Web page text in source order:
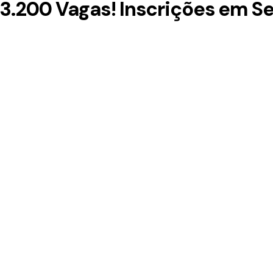
Vagas! Inscrições em